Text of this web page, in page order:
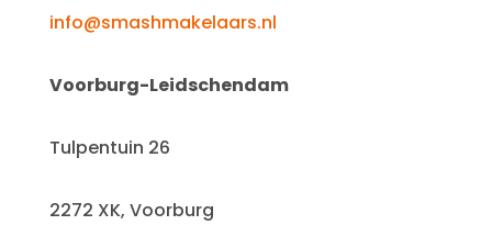
info@smashmakelaars.nl
Voorburg-Leidschendam
Tulpentuin 26
2272 XK, Voorburg